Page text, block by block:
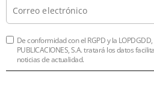
De conformidad con el RGPD y la LOPDGDD,
PUBLICACIONES, S.A. tratará los datos
noticias de actualidad.